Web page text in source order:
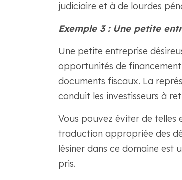
judiciaire et à de lourdes
Exemple 3 : Une petite
Une petite entreprise
opportunités de
documents fiscaux. La
conduit les investisseurs à
Vous pouvez éviter de telles
traduction appropriée des
lésiner dans ce domaine est
pris.